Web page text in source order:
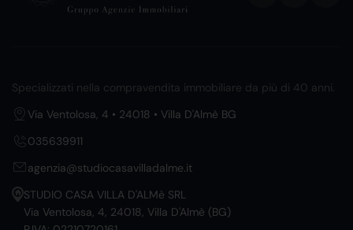
Specializzati nella compravendita immobiliare da più di 40 anni.
Via Ventolosa, 4 • 24018 • Villa D'Almè BG
035639911
agenzia@studiocasavilladalme.it
STUDIO CASA VILLA D'ALMè SRL
Via Ventolosa, 4, 24018, Villa D'Almè (BG)